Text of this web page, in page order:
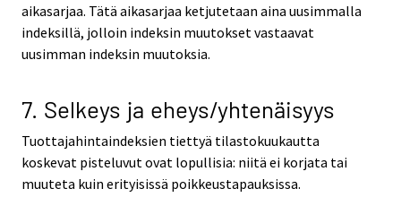
aikasarjaa. Tätä aikasarjaa ketjutetaan aina uusimmalla
indeksillä, jolloin indeksin muutokset vastaavat
uusimman indeksin muutoksia.
7. Selkeys ja eheys/yhtenäisyys
Tuottajahintaindeksien tiettyä tilastokuukautta
koskevat pisteluvut ovat lopullisia: niitä ei korjata tai
muuteta kuin erityisissä poikkeustapauksissa.